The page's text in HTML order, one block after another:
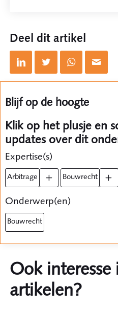
Deel dit artikel
Blijf op de hoogte
Klik op het plusje en
updates over dit
Expertise(s)
arbitrage bouwrecht
Onderwerp(en)
bouwrecht
Ook interesse
artikelen?